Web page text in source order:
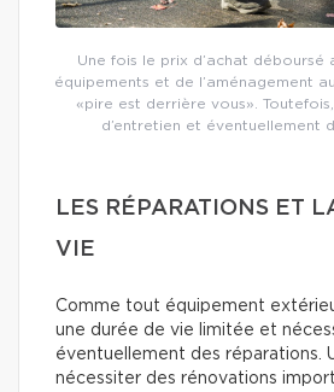
Une fois le prix d’achat déboursé
équipements et de l’aménagement
«pire est derrière vous».
d’entretien et éventuellement
LES RÉPARATIONS ET
VIE
Comme tout équipement
une durée de vie limitée et
éventuellement des réparations.
nécessiter des rénovations